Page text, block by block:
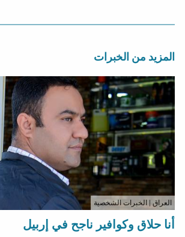
المزيد من الخبرات
العراق | الخبرات الشخصية
أنا حلاق وكوافير ناجح في إربيل